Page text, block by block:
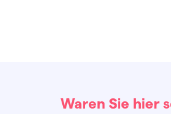
Waren Sie hier